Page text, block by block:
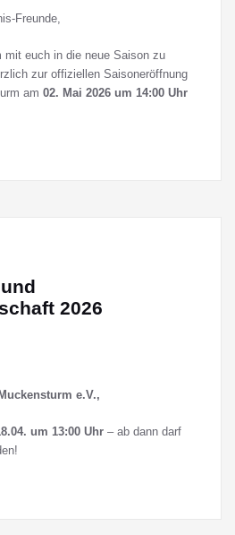
Freunde,
mit euch in die neue Saison zu
zur offiziellen Saisoneröffnung
am 02. Mai 2026 um 14:00 Uhr
2026
e.V.,
um 13:00 Uhr – ab dann darf